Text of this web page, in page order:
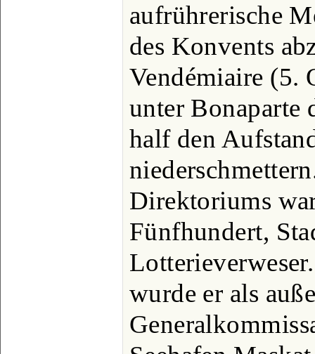
aufrührerische
des Konvents
Vendémiaire (5.
unter Bonaparte
half den
Direktoriums
Fünfhundert,
wurde er als